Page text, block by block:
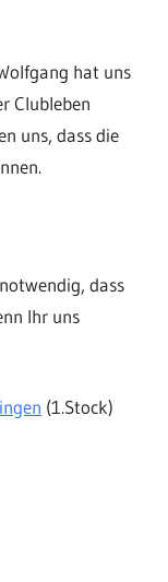
hat uns
Clubleben
uns, dass die
dass
Ihr uns
(1.Stock)